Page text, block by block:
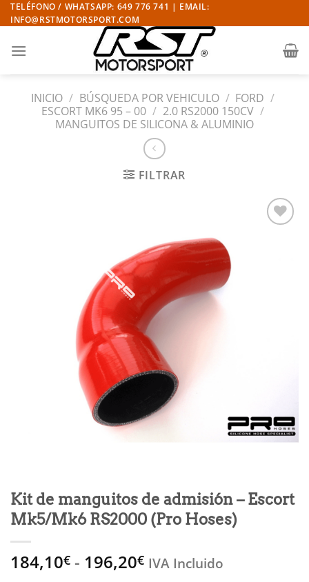
Saltar
al
TELÉFONO / WHATSAPP: 649 776 741 | EMAIL:
INFO@RSTMOTORSPORT.COM
INICIO / BÚSQUEDA POR VEHICULO / FORD /
ESCORT MK6 95 – 00 / 2.0 RS2000 150CV /
MANGUITOS DE SILICONA & ALUMINIO
FILTRAR
Kit de manguitos de admisión – Escort
Mk5/Mk6 RS2000 (Pro Hoses)
184,10€ - 196,20€Rango
IVA Incluido